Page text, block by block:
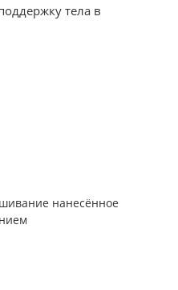
тела в
нанесённое